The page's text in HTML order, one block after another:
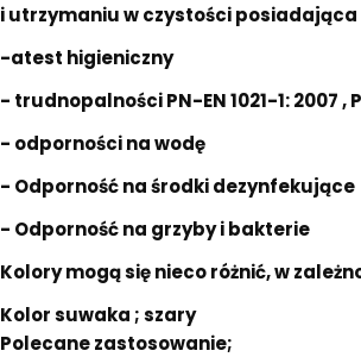
i utrzymaniu w czystości
-atest higieniczny
- trudnopalności PN-EN 1021-1: 2007 ,
- odporności na wodę
- Odporność na środki dezynfekujące
- Odporność na grzyby i bakterie
Kolory mogą się nieco różnić, w
Kolor suwaka ; szary
Polecane zastosowanie;